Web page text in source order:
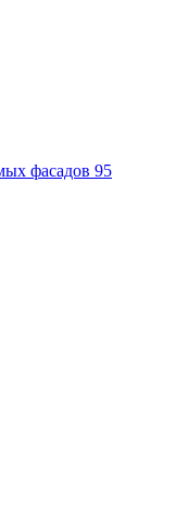
фасадов 95